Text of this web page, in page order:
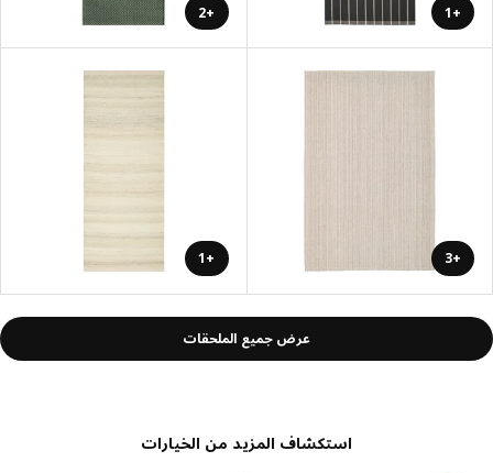
+1
+2
+3
+1
عرض جميع الملحقات
استكشاف المزيد من الخيارات